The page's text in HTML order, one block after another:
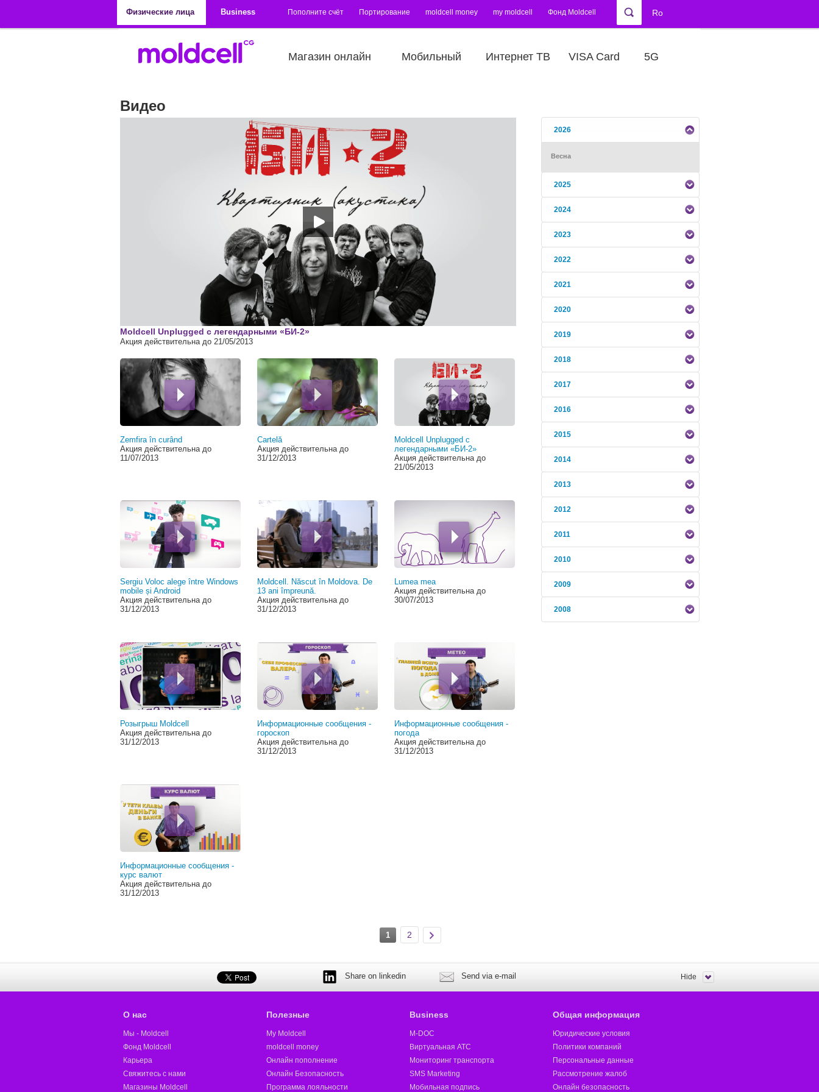
Физические лица
Business Пополните счёт Портирование moldcell money my moldcell Фонд Moldcell Ro
Магазин онлайн Мобильный Интернет ТВ VISA Card 5G
Видео
2026
Весна
2025
2024
2023
2022
2021
2020
2019
2018
2017
2016
2015
2014
2013
2012
2011
2010
2009
2008
Moldcell Unplugged с легендарными «БИ-2»
Акция действительна до 21/05/2013
Zemfira în curând
Акция действительна до
11/07/2013
Cartelă
Акция действительна до
31/12/2013
Moldcell Unplugged с
легендарными «БИ-2»
Акция действительна до
21/05/2013
Sergiu Voloc alege între Windows
mobile și Android
Акция действительна до
31/12/2013
Moldcell. Născut în Moldova. De
13 ani împreună.
Акция действительна до
31/12/2013
Lumea mea
Акция действительна до
30/07/2013
Розыгрыш Moldcell
Акция действительна до
31/12/2013
Информационные сообщения -
гороскоп
Акция действительна до
31/12/2013
Информационные сообщения -
погода
Акция действительна до
31/12/2013
Информационные сообщения -
курс валют
Акция действительна до
31/12/2013
Страницы
1 2
Share on linkedin Send via e-mail Hide
О нас
Мы - Moldcell
Фонд Moldcell
Карьера
Свяжитесь с нами
Магазины Moldcell
Полезные
My Moldcell
moldcell money
Онлайн пополнение
Онлайн Безопасность
Программа лояльности
Business
M-DOC
Виртуальная АТС
Мониторинг транспорта
SMS Marketing
Мобильная подпись
Общая информация
Юридические условия
Политики компаний
Персональные данные
Рассмотрение жалоб
Онлайн безопасность